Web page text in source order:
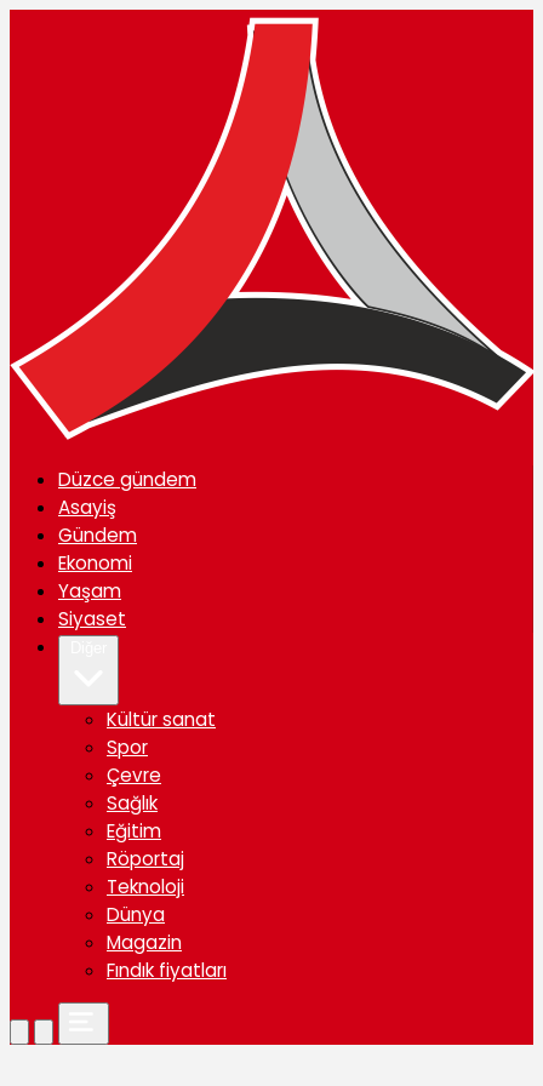
Düzce gündem
Asayiş
Gündem
Ekonomi
Yaşam
Siyaset
Kültür sanat
Spor
Çevre
Sağlık
Eğitim
Röportaj
Teknoloji
Dünya
Magazin
Fındık fiyatları